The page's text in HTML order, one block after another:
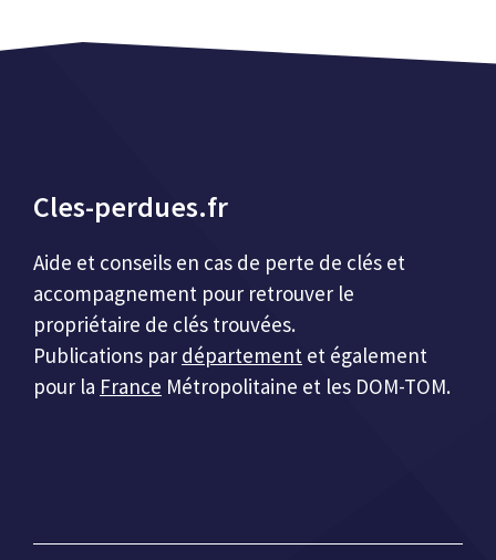
Cles-perdues.fr
Aide et conseils en cas de perte de clés et
accompagnement pour retrouver le
propriétaire de clés trouvées.
Publications par département et également
pour la France Métropolitaine et les DOM-TOM.